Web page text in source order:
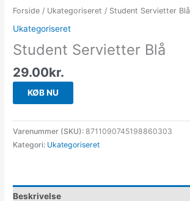
Forside / Ukategoriseret / Student Servietter Blå
Ukategoriseret
Student Servietter Blå
29.00kr.
KØB NU
Varenummer (SKU):8711090745198860303
Kategori: Ukategoriseret
Beskrivelse